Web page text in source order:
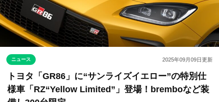
ニュース 2025年09月09日更新
トヨタ「GR86」に“サンライズイエロー”の特別仕
様車「RZ“Yellow Limited”」登場！bremboなど装